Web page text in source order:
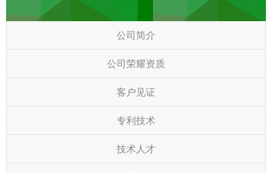
公司简介
公司荣耀资质
客户见证
专利技术
技术人才